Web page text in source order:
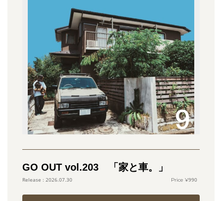
GO OUT vol.203 「家と車。」
2026.07.30 990